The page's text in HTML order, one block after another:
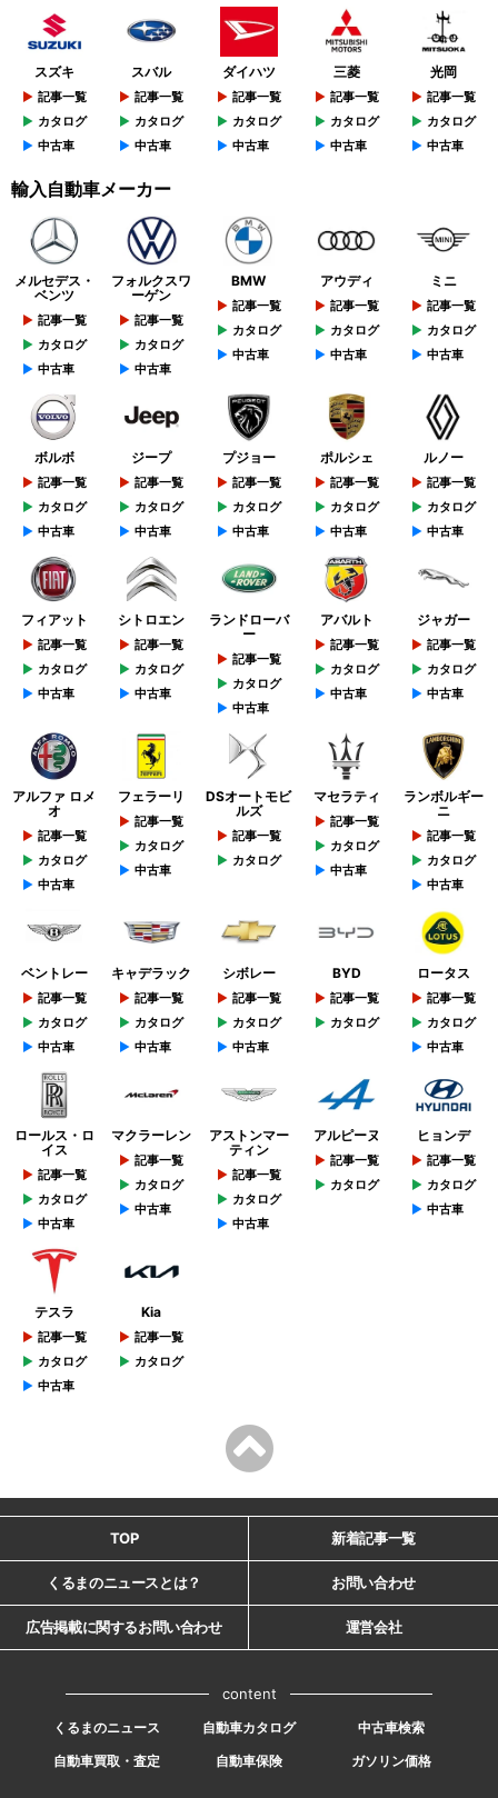
スズキ
記事一覧
カタログ
中古車
スバル
記事一覧
カタログ
中古車
ダイハツ
記事一覧
カタログ
中古車
三菱
記事一覧
カタログ
中古車
光岡
記事一覧
カタログ
中古車
輸入自動車メーカー
メルセデス・
ベンツ
記事一覧
カタログ
中古車
フォルクスワ
ーゲン
記事一覧
カタログ
中古車
BMW
記事一覧
カタログ
中古車
アウディ
記事一覧
カタログ
中古車
ミニ
記事一覧
カタログ
中古車
ボルボ
記事一覧
カタログ
中古車
ジープ
記事一覧
カタログ
中古車
プジョー
記事一覧
カタログ
中古車
ポルシェ
記事一覧
カタログ
中古車
ルノー
記事一覧
カタログ
中古車
フィアット
記事一覧
カタログ
中古車
シトロエン
記事一覧
カタログ
中古車
ランドローバ
ー
記事一覧
カタログ
中古車
アバルト
記事一覧
カタログ
中古車
ジャガー
記事一覧
カタログ
中古車
アルファ ロメ
オ
記事一覧
カタログ
中古車
フェラーリ
記事一覧
カタログ
中古車
DSオートモビ
ルズ
記事一覧
カタログ
マセラティ
記事一覧
カタログ
中古車
ランボルギー
ニ
記事一覧
カタログ
中古車
ベントレー
記事一覧
カタログ
中古車
キャデラック
記事一覧
カタログ
中古車
シボレー
記事一覧
カタログ
中古車
BYD
記事一覧
カタログ
ロータス
記事一覧
カタログ
中古車
ロールス・ロ
イス
記事一覧
カタログ
中古車
マクラーレン
記事一覧
カタログ
中古車
アストンマー
ティン
記事一覧
カタログ
中古車
アルピーヌ
記事一覧
カタログ
ヒョンデ
記事一覧
カタログ
中古車
テスラ
記事一覧
カタログ
中古車
Kia
記事一覧
カタログ
TOP 新着記事一覧
くるまのニュースとは？ お問い合わせ
広告掲載に関するお問い合わせ 運営会社
content
くるまのニュース 自動車カタログ
中古車検索
自動車買取・査定
自動車保険 ガソリン価格